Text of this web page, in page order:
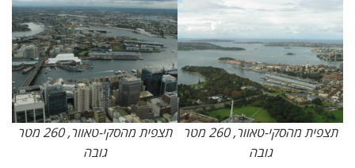
תצפית מהסקי-טאוור, 260 מטר
גובה
תצפית מהסקי-טאוור, 260 מטר
גובה